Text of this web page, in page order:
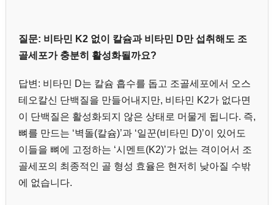
질문: 비타민 K2 없이 칼슘과 비타민 D만 섭취해도 조
골세포가 충분히 활성화될까요?
답변: 비타민 D는 칼슘 흡수를 돕고 조골세포에서 오스
테오칼신 단백질을 만들어내지만, 비타민 K2가 없다면
이 단백질은 활성화되지 않은 상태로 머물게 됩니다. 즉,
뼈를 만드는 ‘벽돌(칼슘)’과 ‘일꾼(비타민 D)’이 있어도
이들을 뼈에 고정하는 ‘시멘트(K2)’가 없는 격이어서 조
골세포의 최종적인 골 형성 효율은 현저히 낮아질 수밖
에 없습니다.